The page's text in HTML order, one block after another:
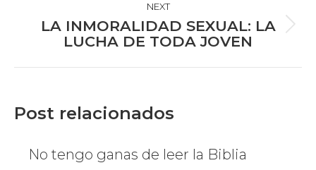
NEXT
Next
LA INMORALIDAD SEXUAL: LA
LUCHA DE TODA JOVEN
Post relacionados
No tengo ganas de leer la Biblia